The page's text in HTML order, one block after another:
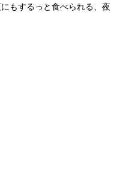
もするっと食べられる、夜